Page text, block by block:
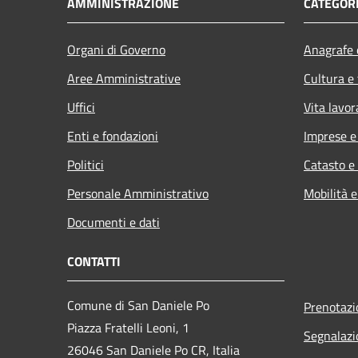
Organi di Governo
Aree Amministrative
Uffici
Enti e fondazioni
Politici
Personale Amministrativo
Documenti e dati
Cultura
Vita
Imprese
Catasto
Mobilità
CONTATTI
Comune di San Daniele Po
Piazza Fratelli Leoni, 1
26046 San Daniele Po CR, Italia